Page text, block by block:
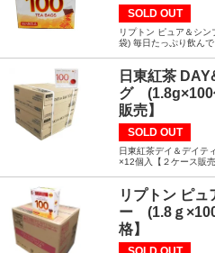
SOLD OUT
リプトン ピュア＆シ
袋) 毎日たっぷり飲ん
日東紅茶
グ (1.8g×100
販売】
SOLD OUT
日東紅茶デイ＆デイ
×12個入【２ケース販
リプトン ピュ
ー (1.8ｇ
格】